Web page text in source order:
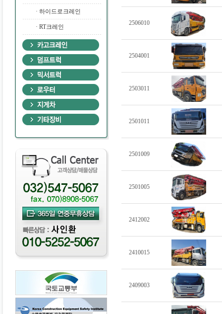
· 하이드로크레인
· RT크레인
2506010
2504001
2503011
2501011
2501009
2501005
2412002
2410015
2409003